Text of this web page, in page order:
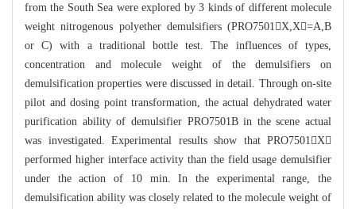
from the South Sea were explored by 3 kinds of different molecule
weight nitrogenous polyether demulsifiers (PRO7501X,X=A,B
or C) with a traditional bottle test. The influences of types,
concentration and molecule weight of the demulsifiers on
demulsification properties were discussed in detail. Through on-site
pilot and dosing point transformation, the actual dehydrated water
purification ability of demulsifier PRO7501B in the scene actual
was investigated. Experimental results show that PRO7501X
performed higher interface activity than the field usage demulsifier
under the action of 10 min. In the experimental range, the
demulsification ability was closely related to the molecule weight of